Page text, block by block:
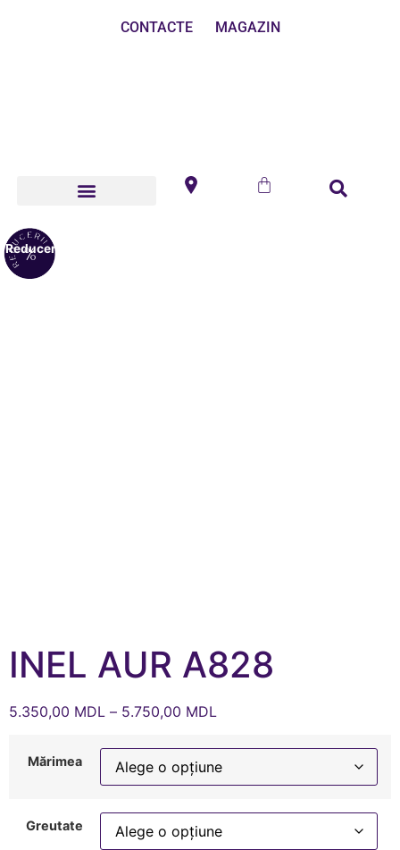
CONTACTE MAGAZIN
Reduceri!
INEL AUR A828
5.350,00 MDL – 5.750,00 MDL
Mărimea
Greutate